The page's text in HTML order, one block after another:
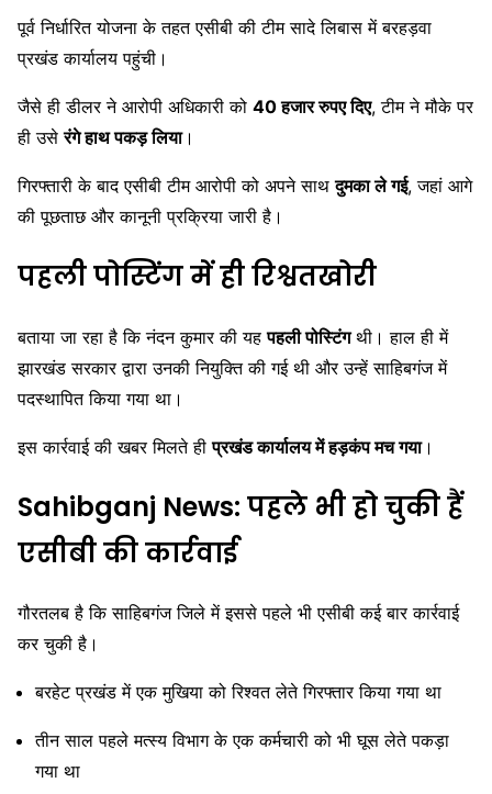
पूर्व निर्धारित योजना के तहत एसीबी की टीम सादे लिबास में बरहड़वा
प्रखंड कार्यालय पहुंची।
जैसे ही डीलर ने आरोपी अधिकारी को 40 हजार रुपए दिए, टीम ने मौके पर
ही उसेरंगे हाथ पकड़ लिया।
गिरफ्तारी के बाद एसीबी टीम आरोपी को अपने साथदुमका ले गई, जहां आगे
की पूछताछ और कानूनी प्रक्रिया जारी है।
पहली पोस्टिंग में ही रिश्वतखोरी
बताया जा रहा है कि नंदन कुमार की यहपहली पोस्टिंगथी। हाल ही में
झारखंड सरकार द्वारा उनकी नियुक्ति की गई थी और उन्हें साहिबगंज में
पदस्थापित किया गया था।
इस कार्रवाई की खबर मिलते हीप्रखंड कार्यालय में हड़कंप मच गया।
Sahibganj News: पहले भी हो चुकी हैं
एसीबी की कार्रवाई
गौरतलब है कि साहिबगंज जिले में इससे पहले भी एसीबी कई बार कार्रवाई
कर चुकी है।
बरहेट प्रखंड में एक मुखिया को रिश्वत लेते गिरफ्तार किया गया था
तीन साल पहले मत्स्य विभाग के एक कर्मचारी को भी घूस लेते पकड़ा
गया था